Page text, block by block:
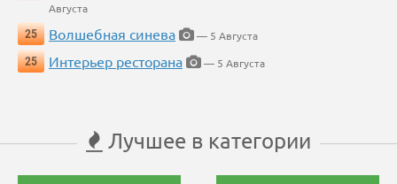
Августа
25
Волшебная синева
— 5 Августа
25
Интерьер ресторана — 5 Августа
Лучшее в категории